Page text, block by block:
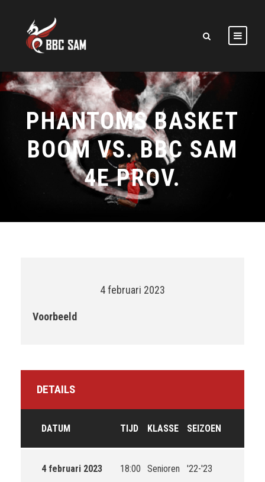
PHANTOMS BASKET
BOOM VS. BBC SAM
4E PROV.
4 februari 2023
Voorbeeld
DETAILS
DATUM TIJD KLASSE SEIZOEN
4 februari 2023 18:00 Senioren '22-'23